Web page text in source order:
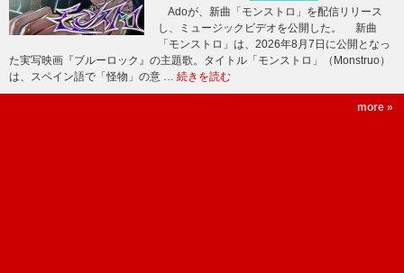
Adoが、新曲「モンストロ」を配信リリース
し、ミュージックビデオを公開した。 新曲
「モンストロ」は、2026年8月7日に公開となっ
た実写映画『ブルーロック』の主題歌。タイトル「モンストロ」（Monstruo）
は、スペイン語で「怪物」の意 … 続きを読む
more »